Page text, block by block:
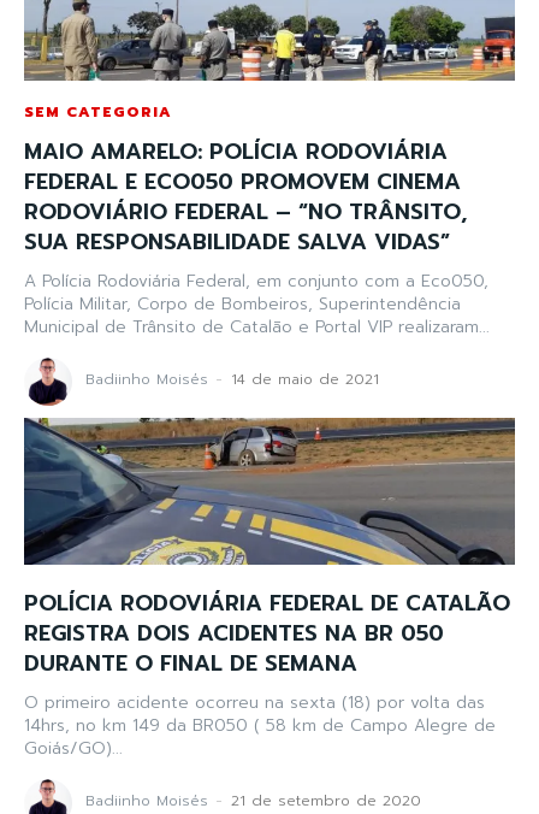
SEM CATEGORIA
MAIO AMARELO: POLÍCIA RODOVIÁRIA
FEDERAL E ECO050 PROMOVEM CINEMA
RODOVIÁRIO FEDERAL – “NO TRÂNSITO,
SUA RESPONSABILIDADE SALVA VIDAS”
A Polícia Rodoviária Federal, em conjunto com a Eco050,
Polícia Militar, Corpo de Bombeiros, Superintendência
Municipal de Trânsito de Catalão e Portal VIP realizaram...
Badiinho Moisés - 14 de maio de 2021
POLÍCIA RODOVIÁRIA FEDERAL DE CATALÃO
REGISTRA DOIS ACIDENTES NA BR 050
DURANTE O FINAL DE SEMANA
O primeiro acidente ocorreu na sexta (18) por volta das
14hrs, no km 149 da BR050 ( 58 km de Campo Alegre de
Goiás/GO)...
Badiinho Moisés - 21 de setembro de 2020